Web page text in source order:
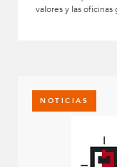
valores y las
NOTICIAS